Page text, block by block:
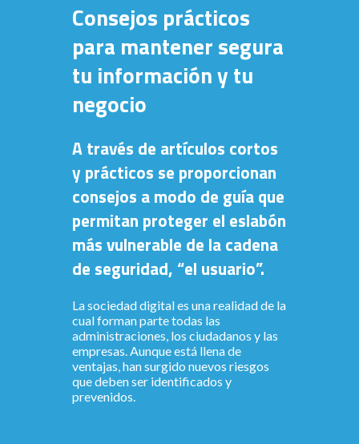
Consejos prácticos
para mantener segura
tu información y tu
negocio
A través de artículos cortos
y prácticos se proporcionan
consejos a modo de guía que
permitan proteger el eslabón
más vulnerable de la cadena
de seguridad, “el usuario”.
La sociedad digital es una realidad de la
cual forman parte todas las
administraciones, los ciudadanos y las
empresas. Aunque está llena de
ventajas, han surgido nuevos riesgos
que deben ser identificados y
prevenidos.